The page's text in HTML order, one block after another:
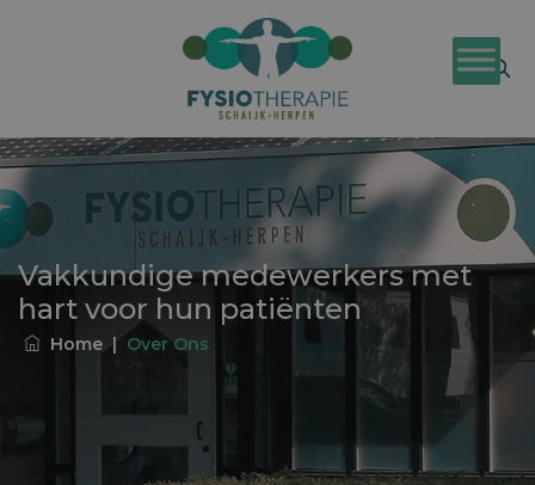
Vakkundige medewerkers met
hart voor hun patiënten
Home | Over Ons